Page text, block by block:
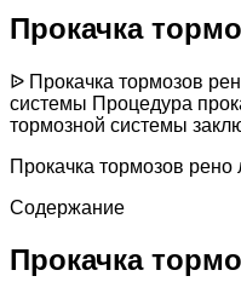
Прокачка
ᐉ Прокачка тормозов
системы Процедура
тормозной системы
Прокачка тормозов рено
Содержание
Прокачка